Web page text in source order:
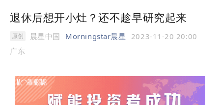
退休后想开小灶？还不趁早研究起来
原创 晨星中国 Morningstar晨星
2023-11-20 20:00
广东